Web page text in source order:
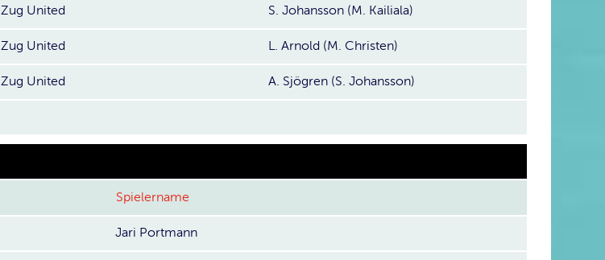
Zug United S. Johansson (M. Kailiala)
Zug United L. Arnold (M. Christen)
Zug United A. Sjögren (S. Johansson)
Spielername
Jari Portmann